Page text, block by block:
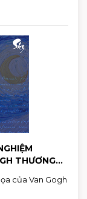
điệp yêu
THƯƠNG
của Van Gogh